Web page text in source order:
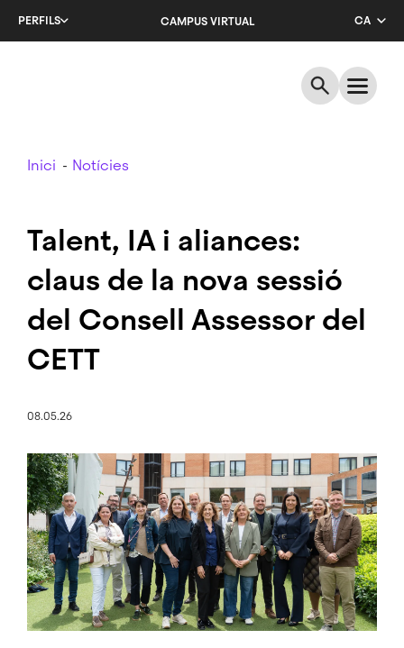
PERFILS CAMPUS VIRTUAL
CA
ES
Breadcrumb
Inici Notícies
Talent, IA i aliances:
claus de la nova sessió
del Consell Assessor del
CETT
08.05.26
Imatge